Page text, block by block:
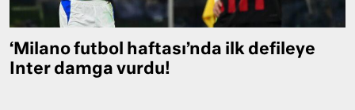
‘Milano futbol haftası’nda ilk defileye
Inter damga vurdu!